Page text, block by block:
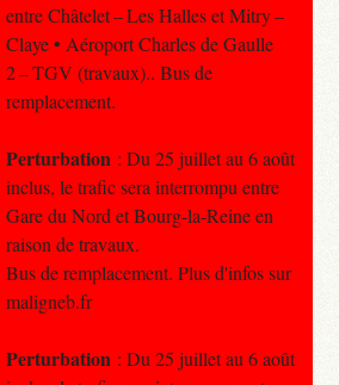
entre Châtelet – Les Halles et Mitry –
Claye • Aéroport Charles de Gaulle
2 – TGV (travaux).. Bus de
remplacement.
Perturbation : Du 25 juillet au 6 août
inclus, le trafic sera interrompu entre
Gare du Nord et Bourg-la-Reine en
raison de travaux.
Bus de remplacement. Plus d'infos sur
maligneb.fr
Perturbation : Du 25 juillet au 6 août